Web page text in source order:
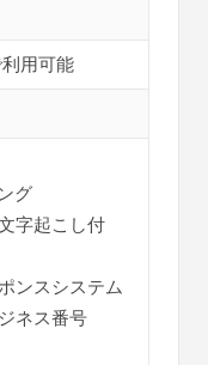
用可能
グ
字起こし付
ンスシステム
ネス番号